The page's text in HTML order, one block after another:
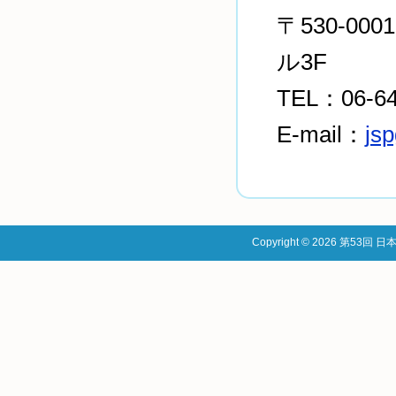
〒530-
ル3F
TEL：06-
E-mail：
Copyright © 2026 第53回 日